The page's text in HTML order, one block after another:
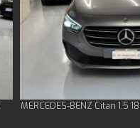
MERCEDES-BENZ Citan 1.5